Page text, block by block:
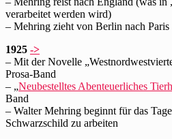
verarbeitet werden wird)
– Mehring zieht von Berlin nach Paris
1925 ->
– Mit der Novelle
Prosa-Band
– „Neubestelltes Abenteuerliches
Band
– Walter Mehring beginnt für das
Schwarzschild zu arbeiten